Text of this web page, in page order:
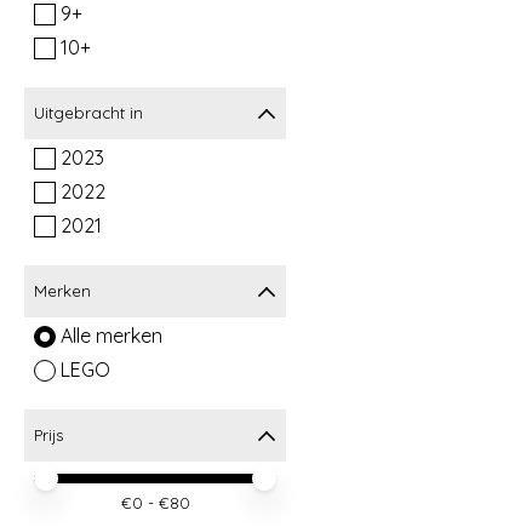
9+
10+
Uitgebracht in
2023
2022
2021
Merken
Alle merken
LEGO
Prijs
Minimale prijswaarde
Price maximum value
€0 - €80